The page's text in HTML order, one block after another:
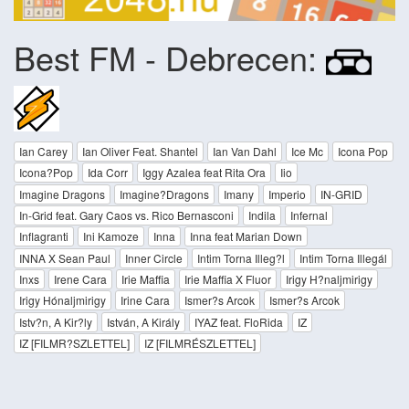
Best FM - Debrecen:
Ian Carey Ian Oliver Feat. Shantel Ian Van Dahl Ice Mc
Icona Pop
Icona?Pop
Ida Corr Iggy Azalea feat Rita Ora
Iio
Imagine Dragons
Imagine?Dragons Imany Imperio
IN-GRID
In-Grid feat. Gary Caos vs. Rico Bernasconi
Indila
Infernal
Inflagranti
Ini Kamoze Inna
Inna feat Marian Down
INNA X Sean Paul
Inner Circle Intim Torna Illeg?l
Intim Torna Illegál
Inxs
Irene Cara Irie Maffia Irie Maffia X Fluor
Irigy H?naljmirigy
Irigy Hónaljmirigy
Irine Cara Ismer?s Arcok
Ismer?s Arcok
Istv?n, A Kir?ly
István, A Király IYAZ feat. FloRida
IZ
IZ [FILMR?SZLETTEL]
IZ [FILMRÉSZLETTEL]